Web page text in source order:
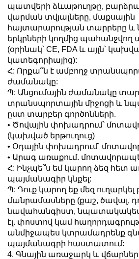
պատվերի ձևաթուղթը,
վարման տվյալները, մաքսային
հայտարարության տարրերը
երկրների կողմից պահանջվող
(օրինակ՝ CE, FDA և այլն՝
կատեգորիայից):
Հ: Որքա՞ն է ամբողջ
ժամանակը:
Պ: Անցումային ժամանակը
տրանսպորտային միջոցի և
ըստ տարբեր գործոնների.
• Ծովային փոխադրում՝
(կախված երթուղուց)
• Օդային փոխադրում՝
• Արագ առաքում.
Հ: Ինչպե՞ս եմ կարող ձեզ հետ
պայմանագիր կնքել:
Պ: Դուք կարող եք մեզ ուղարկել
մանրամասները (քաշ, ծավալ,
նավահանգիստ,
էլ. փոստով կամ
անմիջապես կտրամադրենք
պայմանագրի հաստատում:
4. Գնային առաջարկ և վճարներ